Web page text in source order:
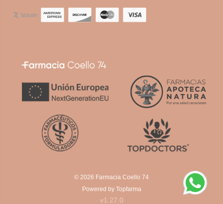
© 2026 Farmacia Coello 74
Powered by Topfarma
v1.27.0